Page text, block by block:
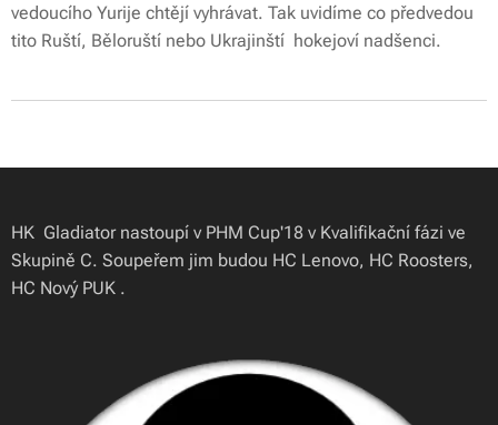
vedoucího Yurije chtějí vyhrávat. Tak uvidíme co předvedou
tito Ruští, Běloruští nebo Ukrajinští hokejoví nadšenci.
HK Gladiator nastoupí v PHM Cup'18 v Kvalifikační fázi ve
Skupině C. Soupeřem jim budou HC Lenovo, HC Roosters,
HC Nový PUK .